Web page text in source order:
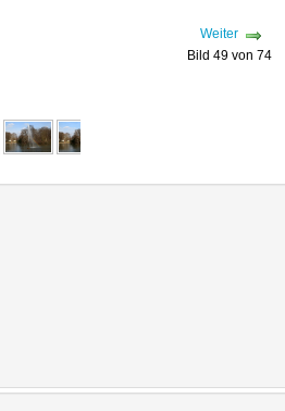
Weiter
Bild 49 von 74